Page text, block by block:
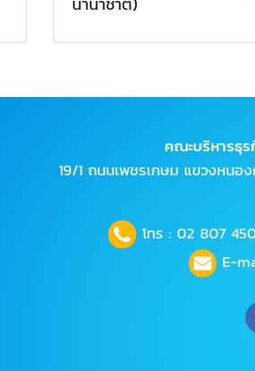
คณะบริหารธุร
19/1 ถนนเพชรเกษม แขวงหนอ
โทร : 02 807
E-